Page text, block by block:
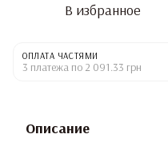
В избранное
ОПЛАТА ЧАСТЯМИ
3 платежа по 2 091.33 грн
Описание